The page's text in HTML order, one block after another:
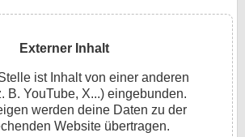
Externer Inhalt
ist Inhalt von einer anderen
B. YouTube, X...) eingebunden.
werden deine Daten zu der
Website übertragen.